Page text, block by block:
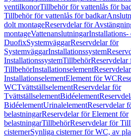
ventilkonorTillbehör för vattenlås för
Tillbehör för vattenlås för badkar
dolt montageReservdelar för
montageVattenanslutningarInstallations-
DuofixSystemväggarReservdelar för
SystemväggarInstallationssystem
InstallationssystemTillbehörReservdelar
TillbehörInstallationselement
InstallationselementElement för WC
WCTvättställselementReservdelar för
TvättställselementBidéelement
BidéelementUrinalelementReservdelar
belastningarReservdelar för Element för
belastningarTillbehörReservdelar för
cisternerSynliga cisterner för WC, av